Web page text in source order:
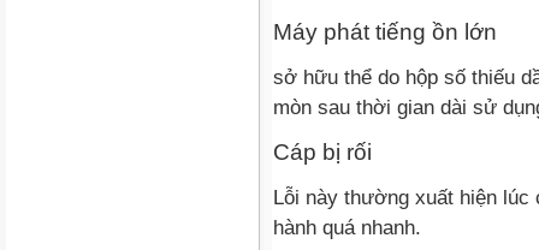
Máy phát tiếng ồn lớn
sở hữu thể do hộp số thiếu
mòn sau thời gian dài sử
Cáp bị rối
Lỗi này thường xuất hiện lúc
hành quá nhanh.